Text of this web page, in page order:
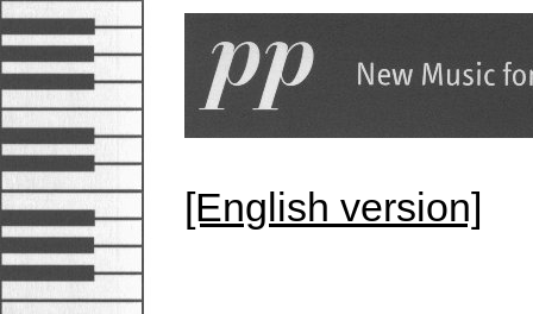
[English version]